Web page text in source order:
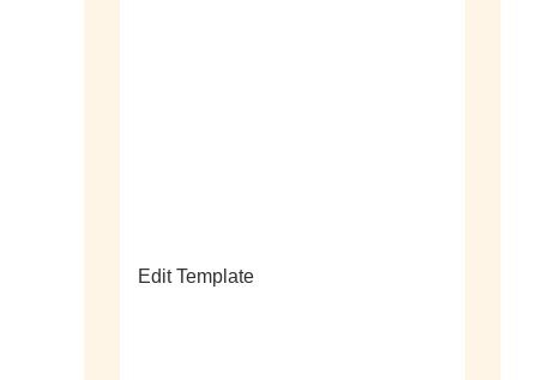
Edit Template